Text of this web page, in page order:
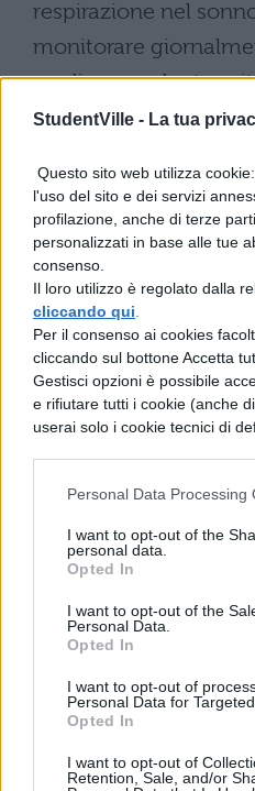
StudentVille - La tua
Questo sito web utilizza
l'uso del sito e dei servizi
profilazione, anche di terze
personalizzati in base alle tue
consenso.
Il loro utilizzo è regolato dalla
cliccando qui
Per il consenso ai cookies
cliccando sul bottone Accetta
Gestisci opzioni è possibile
e rifiutare tutti i cookie (anche
userai solo i cookie tecnici di
Personal Data Processing
I want to opt-out of the
personal data.
Opted In
I want to opt-out of the
Personal Data.
Opted In
I want to opt-out of
Personal Data for
Opted In
I want to opt-out of
Retention, Sale, and/or
respirazione nel
monitorare
cardiaca anche
Il cinturino è
materiale TPU
contiene agenti
proteggere la pelle
all’acqua fino a 5
[affiliate_generic
url=”https://
Tracciamento-
text=”Compralo su
Adesso avete capito